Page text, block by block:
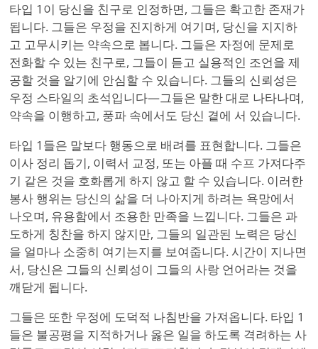
타입 1이 당신을 친구로 인정하면, 그들은 확고한 존재가
됩니다. 그들은 우정을 진지하게 여기며, 당신을 지지하
고 고무시키는 약속으로 봅니다. 그들은 자정에 문제로
전화할 수 있는 친구로, 그들이 듣고 실용적인 조언을 제
공할 것을 알기에 안심할 수 있습니다. 그들의 신뢰성은
우정 스타일의 초석입니다—그들은 말한 대로 나타나며,
약속을 이행하고, 풍파 속에서도 당신 곁에 서 있습니다.
타입 1들은 말보다 행동으로 배려를 표현합니다. 그들은
이사 정리 돕기, 이력서 교정, 또는 아플 때 수프 가져다주
기 같은 것을 호화롭게 하지 않고 할 수 있습니다. 이러한
봉사 행위는 당신의 삶을 더 나아지게 하려는 욕망에서
나오며, 유용함에서 조용한 만족을 느낍니다. 그들은 과
도하게 칭찬을 하지 않지만, 그들의 일관된 노력은 당신
을 얼마나 소중히 여기는지를 보여줍니다. 시간이 지나면
서, 당신은 그들의 신뢰성이 그들의 사랑 언어라는 것을
깨닫게 됩니다.
그들은 또한 우정에 도덕적 나침반을 가져옵니다. 타입 1
들은 불공평을 지적하거나 옳은 일을 하도록 격려하는 사